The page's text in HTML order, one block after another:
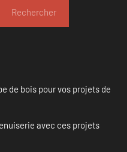
Rechercher
de bois pour vos projets de
avec ces projets